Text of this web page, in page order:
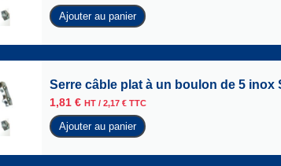
Ajouter au panier
Serre câble plat à un boulon de 5 inox
1,81 € HT / 2,17 € TTC
Ajouter au panier